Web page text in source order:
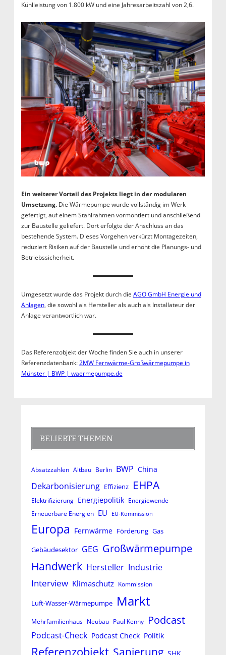
Kühlleistung von 1.800 kW und eine Jahresarbeitszahl von 2,6.
Ein weiterer Vorteil des Projekts liegt in der modularen
Umsetzung.Die Wärmepumpe wurde vollständig im Werk
gefertigt, auf einem Stahlrahmen vormontiert und anschließend
zur Baustelle geliefert. Dort erfolgte der Anschluss an das
bestehende System. Dieses Vorgehen verkürzt Montagezeiten,
reduziert Risiken auf der Baustelle und erhöht die Planungs- und
Betriebssicherheit.
Umgesetzt wurde das Projekt durch die AGO GmbH Energie und
Anlagen, die sowohl als Hersteller als auch als Installateur der
Anlage verantwortlich war.
Das Referenzobjekt der Woche finden Sie auch in unserer
Referenzdatenbank:2MW Fernwärme-Großwärmepumpe in
Münster | BWP | waermepumpe.de
BELIEBTE THEMEN
Absatzzahlen Altbau Berlin BWP China
Dekarbonisierung Effizienz EHPA
Elektrifizierung Energiepolitik Energiewende
Erneuerbare Energien EU EU-Kommission
Europa Fernwärme Förderung Gas
Gebäudesektor GEG Großwärmepumpe
Handwerk Hersteller Industrie
Interview Klimaschutz Kommission
Luft-Wasser-Wärmepumpe Markt
Mehrfamilienhaus Neubau Paul Kenny Podcast
Podcast-Check Podcast Check Politik
Referenzobjekt Sanierung